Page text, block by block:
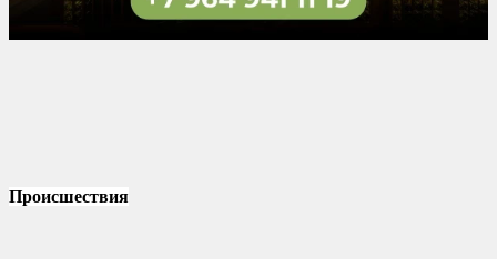
Происшествия